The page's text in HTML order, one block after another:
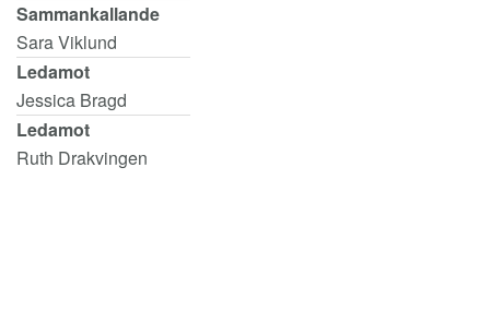
Sammankallande
Sara Viklund
Ledamot
Jessica Bragd
Ledamot
Ruth Drakvingen